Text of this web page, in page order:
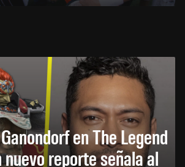
en The Legend
nuevo reporte señala al